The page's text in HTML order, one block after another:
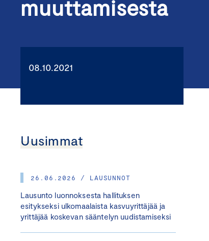
muuttamisesta
08.10.2021
Uusimmat
26.06.2026 / LAUSUNNOT
Lausunto luonnoksesta hallituksen
esitykseksi ulkomaalaista kasvuyrittäjää ja
yrittäjää koskevan sääntelyn uudistamiseksi